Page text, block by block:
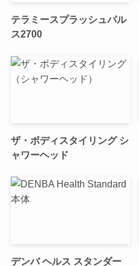
テラミースプラッシュパル
ス2700
ザ・ボディスタイリング シ
ャワーヘッド
デンバ ヘルス スタンダー